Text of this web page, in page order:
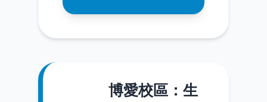
博愛校區：生